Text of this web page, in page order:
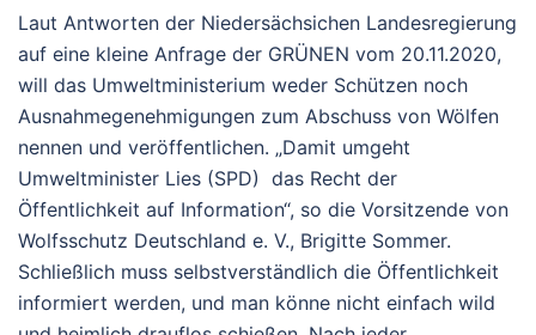
Laut Antworten der Niedersächsichen Landesregierung
auf eine kleine Anfrage der GRÜNEN vom 20.11.2020,
will das Umweltministerium weder Schützen noch
Ausnahmegenehmigungen zum Abschuss von Wölfen
nennen und veröffentlichen. „Damit umgeht
Umweltminister Lies (SPD) das Recht der
Öffentlichkeit auf Information“, so die Vorsitzende von
Wolfsschutz Deutschland e. V., Brigitte Sommer.
Schließlich muss selbstverständlich die Öffentlichkeit
informiert werden, und man könne nicht einfach wild